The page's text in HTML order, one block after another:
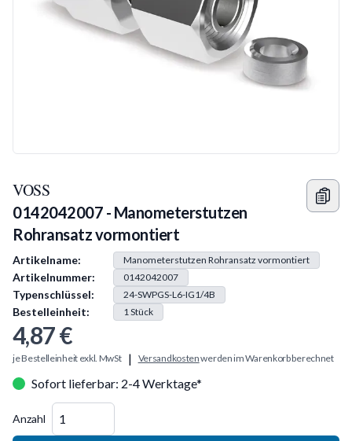
VOSS
0142042007 - Manometerstutzen
Rohransatz vormontiert
Produkt Information
Artikelname: Manometerstutzen Rohransatz vormontiert
Artikelnummer: 0142042007
Typenschlüssel: 24-SWPGS-L6-IG1/4B
Bestelleinheit: 1Stück
4,87 €
je Bestelleinheit exkl. MwSt | Versandkostenwerden im Warenkorb berechnet
Sofort lieferbar: 2-4 Werktage*
Anzahl